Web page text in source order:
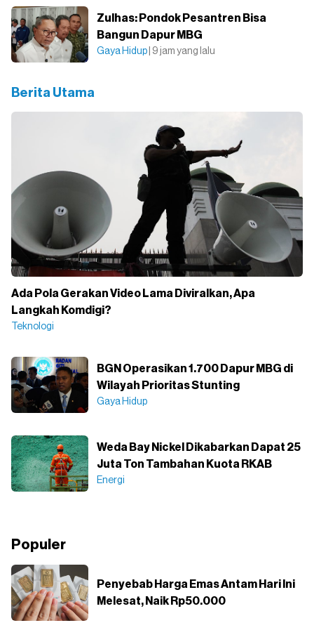
Zulhas: Pondok Pesantren Bisa
Bangun Dapur MBG
Gaya Hidup | 9 jam yang lalu
Berita Utama
Ada Pola Gerakan Video Lama Diviralkan, Apa
Langkah Komdigi?
Teknologi
BGN Operasikan 1.700 Dapur MBG di
Wilayah Prioritas Stunting
Gaya Hidup
Weda Bay Nickel Dikabarkan Dapat 25
Juta Ton Tambahan Kuota RKAB
Energi
Populer
Penyebab Harga Emas Antam Hari Ini
Melesat, Naik Rp50.000